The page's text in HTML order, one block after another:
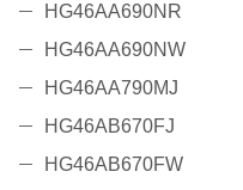
HG46AA690NR
HG46AA690NW
HG46AA790MJ
HG46AB670FJ
HG46AB670FW